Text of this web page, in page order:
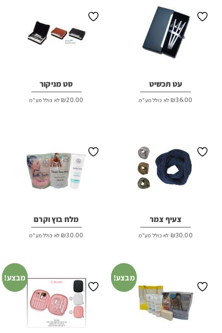
עט תכשיט
₪36.00 לא כולל מע"מ
סט מניקור
₪20.00 לא כולל מע"מ
צעיף צמר
₪30.00 לא כולל מע"מ
מלח בוץ וקרם
₪30.00 לא כולל מע"מ
מבצע! מבצע!